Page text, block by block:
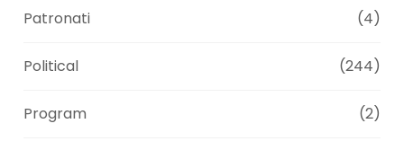
Patronati (4)
Political (244)
Program (2)